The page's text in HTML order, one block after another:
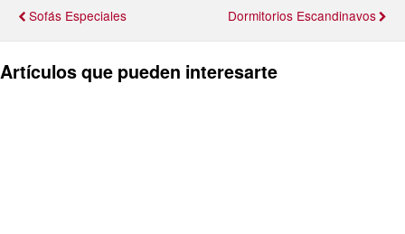
Sofás Especiales Dormitorios Escandinavos
Artículos que pueden interesarte